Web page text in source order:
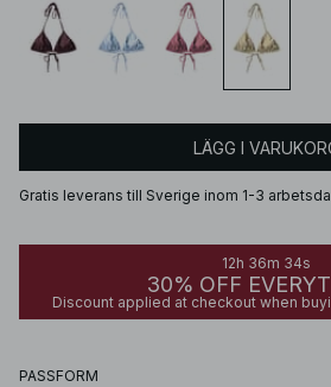
LÄGG I
Gratis leverans till Sverige inom 1-3
12h 36m 34s
30% OFF
Discount applied at checkout when
PASSFORM